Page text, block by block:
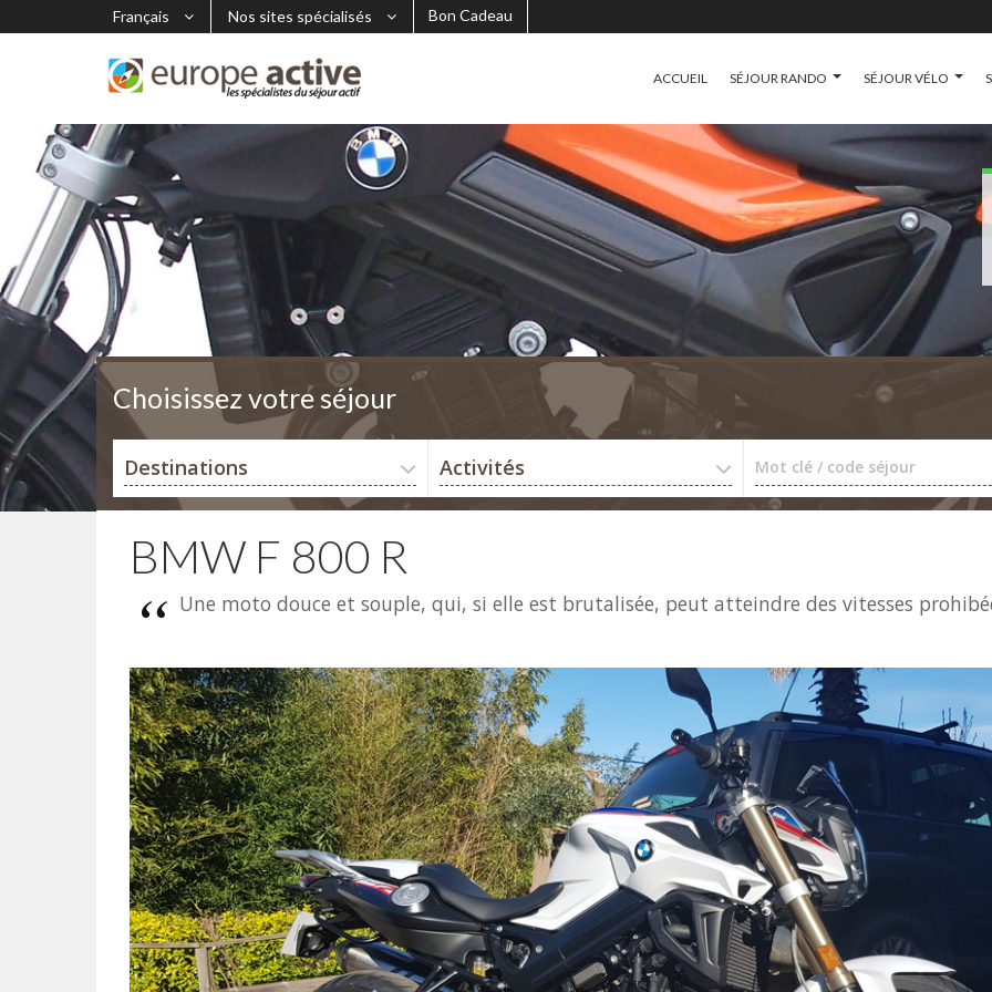
Français Nos sites spécialisés Bon Cadeau
ACCUEIL SÉJOUR RANDO SÉJOUR VÉLO
Choisissez votre séjour
Destinations Activités Mot clé / code séjour
BMW F 800 R
Une moto douce et souple, qui, si elle est brutalisée, peut atteindre des vitesses